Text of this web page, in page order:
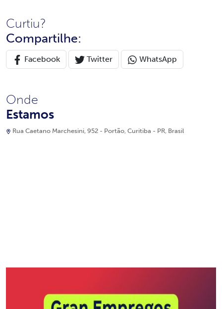
Curtiu?
Compartilhe:
Facebook Twitter WhatsApp
Onde
Estamos
Rua Caetano Marchesini, 952 - Portão, Curitiba - PR, Brasil